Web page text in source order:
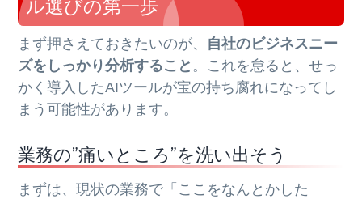
ル選びの第一歩
まず押さえておきたいのが、 自社のビジネスニー
ズをしっかり分析すること 。これを怠ると、せっ
かく導入したAIツールが宝の持ち腐れになってし
まう可能性があります。
業務の”痛いところ”を洗い出そう
まずは、現状の業務で「ここをなんとかした